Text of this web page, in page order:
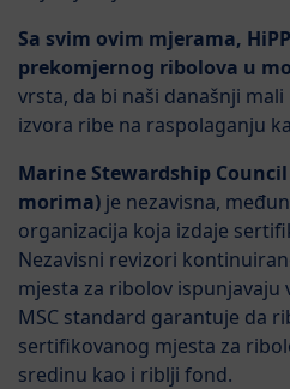
Sa svim ovim mjerama,
prekomjernog ribolova u
vrsta, da bi naši današnji
izvora ribe na raspolaganju
Marine Stewardship
morima) je nezavisna,
organizacija koja izdaje
Nezavisni revizori
mjesta za ribolov ispunjavaju
MSC standard garantuje da
sertifikovanog mjesta za
sredinu kao i riblji fond.